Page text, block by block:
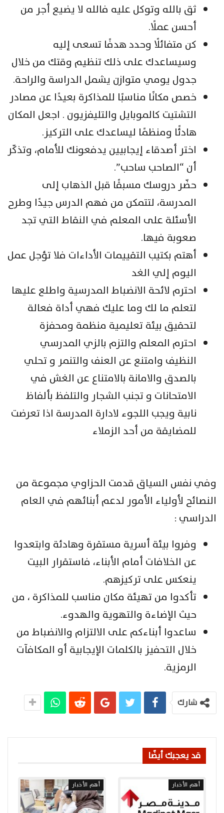
ثق بالله وتوكل عليه فالله لا يضيع أجر من
أحسن عملًا.
كن متفائلًا وحدد هدفًا تسعى إليه
وسيساعدك على ذلك تنظيم وقتك من خلال
جدول يومي متوازن يشمل الدراسة والراحة.
خصص مكانًا مناسبًا للمذاكرة بعيدًا عن مصادر
التشتيت كالموبايل والتليفزيون . اجعل المكان
هادئًا ومنظمًا ليساعدك على التركيز.
اختر أصدقاء إيجابيين يدفعونك للأمام، وتذكّر
أن “الصاحب ساحب”.
حضّر دروسك مسبقًا قبل الذهاب إلى
المدرسة، لتتمكن من فهم الدرس جيدًا وطرح
الأسئلة على المعلم في النقاط التي تجد
صعوبة فيها.
أهتم بكتيب التقييمات الأداءات فلا تؤجل عمل
اليوم إلي الغد
احترم لائحة الانضباط المدرسية واطلع عليها
لتعلم ما لك وما عليك فهي أداة فعالة
لتحقيق بيئة تعليمية منظمة ومحفزة
احترم المعلم والتزم بالزي المدرسي
النظيف وامتنع عن العنف والتنمر و تحلي
بالصدق والامانة بالامتناع عن الغش في
الامتحانات و تجنب الشجار والتلفظ بألفاظ
نابية ويجب اللجوء لادارة المدرسة اذا تعرضت
للمضايقة من أحد الزملاء
وفي نفس السياق قدمت الحزاوي مجموعة من
النصائح لأولياء الأمور لدعم أبنائهم في العام
الدراسي :
وفروا بيئة أسرية مستقرة وهادئة وابتعدوا
عن الخلافات أمام الأبناء، فاستقرار البيت
ينعكس على تركيزهم.
تأكدوا من تهيئة مكان مناسب للمذاكرة ، من
حيث الإضاءة والتهوية والهدوء.
ساعدوا أبناءكم على الالتزام والانضباط من
خلال التحفيز بالكلمات الإيجابية أو المكافآت
الرمزية.
شارك
قد يعجبك أيضًا
أهم الأخبار أهم الأخبار